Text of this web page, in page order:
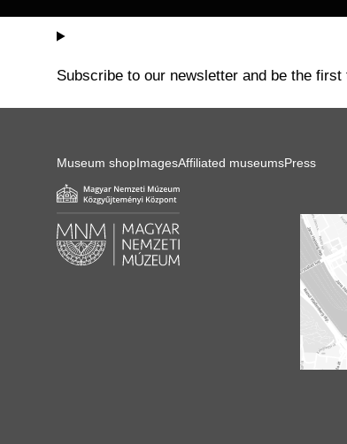
Subscribe to our newsletter and be the
Museum shopImagesAffiliated museumsPress